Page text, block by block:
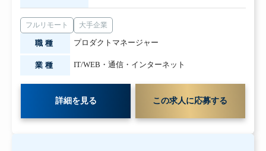
フルリモート 大手企業
職種 プロダクトマネージャー
業種 IT/WEB・通信・インターネット
詳細を見る この求人に応募する